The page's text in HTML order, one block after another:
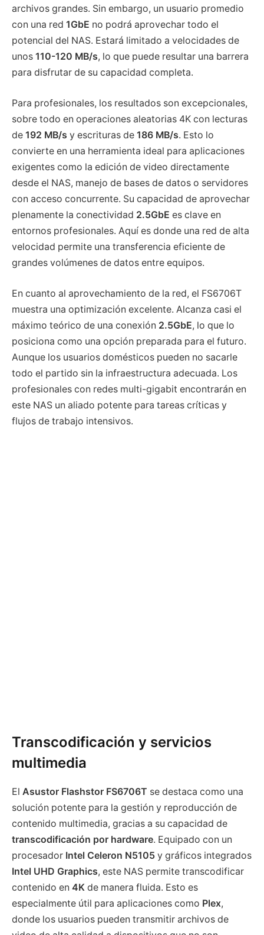
archivos grandes. Sin embargo, un usuario promedio
con una red 1GbE no podrá aprovechar todo el
potencial del NAS. Estará limitado a velocidades de
unos 110-120 MB/s, lo que puede resultar una barrera
para disfrutar de su capacidad completa.
Para profesionales, los resultados son excepcionales,
sobre todo en operaciones aleatorias 4K con lecturas
de 192 MB/s y escrituras de 186 MB/s. Esto lo
convierte en una herramienta ideal para aplicaciones
exigentes como la edición de video directamente
desde el NAS, manejo de bases de datos o servidores
con acceso concurrente. Su capacidad de aprovechar
plenamente la conectividad 2.5GbE es clave en
entornos profesionales. Aquí es donde una red de alta
velocidad permite una transferencia eficiente de
grandes volúmenes de datos entre equipos.
En cuanto al aprovechamiento de la red, el FS6706T
muestra una optimización excelente. Alcanza casi el
máximo teórico de una conexión 2.5GbE, lo que lo
posiciona como una opción preparada para el futuro.
Aunque los usuarios domésticos pueden no sacarle
todo el partido sin la infraestructura adecuada. Los
profesionales con redes multi-gigabit encontrarán en
este NAS un aliado potente para tareas críticas y
flujos de trabajo intensivos.
Transcodificación y servicios
multimedia
El Asustor Flashstor FS6706T se destaca como una
solución potente para la gestión y reproducción de
contenido multimedia, gracias a su capacidad de
transcodificación por hardware. Equipado con un
procesador Intel Celeron N5105 y gráficos integrados
Intel UHD Graphics, este NAS permite transcodificar
contenido en 4K de manera fluida. Esto es
especialmente útil para aplicaciones como Plex,
donde los usuarios pueden transmitir archivos de